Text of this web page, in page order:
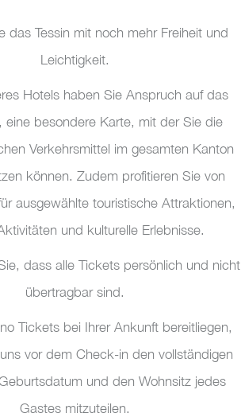
das Tessin mit noch mehr Freiheit und
Leichtigkeit.
Hotels haben Sie Anspruch auf das
eine besondere Karte, mit der Sie die
Verkehrsmittel im gesamten Kanton
können. Zudem profitieren Sie von
ausgewählte touristische Attraktionen,
und kulturelle Erlebnisse.
dass alle Tickets persönlich und nicht
übertragbar sind.
Tickets bei Ihrer Ankunft bereitliegen,
vor dem Check-in den vollständigen
und den Wohnsitz jedes
Gastes mitzuteilen.